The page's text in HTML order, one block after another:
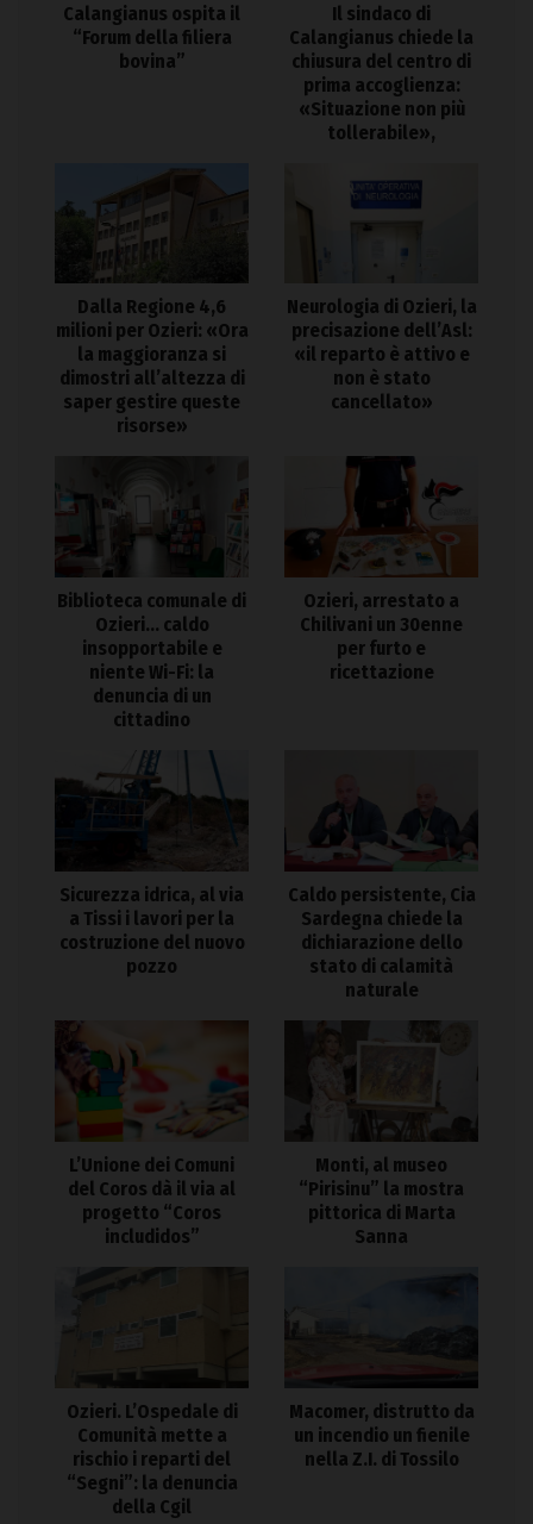
Calangianus ospita il
“Forum della filiera
bovina”
Il sindaco di
Calangianus chiede la
chiusura del centro di
prima accoglienza:
«Situazione non più
tollerabile»,
Dalla Regione 4,6
milioni per Ozieri: «Ora
la maggioranza si
dimostri all’altezza di
saper gestire queste
risorse»
Neurologia di Ozieri, la
precisazione dell’Asl:
«il reparto è attivo e
non è stato
cancellato»
Biblioteca comunale di
Ozieri… caldo
insopportabile e
niente Wi-Fi: la
denuncia di un
cittadino
Ozieri, arrestato a
Chilivani un 30enne
per furto e
ricettazione
Sicurezza idrica, al via
a Tissi i lavori per la
costruzione del nuovo
pozzo
Caldo persistente, Cia
Sardegna chiede la
dichiarazione dello
stato di calamità
naturale
L’Unione dei Comuni
del Coros dà il via al
progetto “Coros
includidos”
Monti, al museo
“Pirisinu” la mostra
pittorica di Marta
Sanna
Ozieri. L’Ospedale di
Comunità mette a
rischio i reparti del
“Segni”: la denuncia
della Cgil
Macomer, distrutto da
un incendio un fienile
nella Z.I. di Tossilo